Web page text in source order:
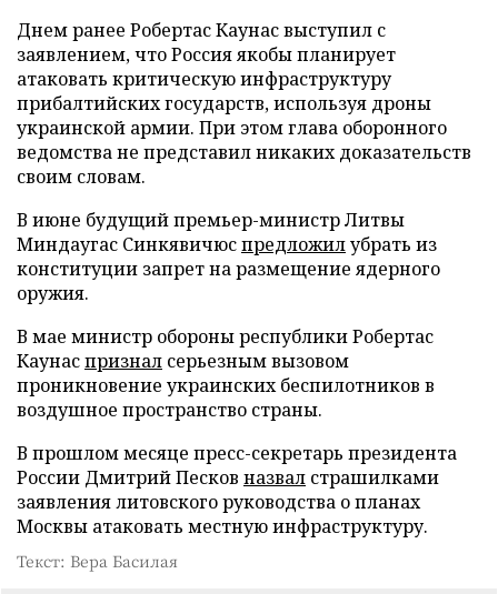
Днем ранее Робертас Каунас выступил с
заявлением, что Россия якобы планирует
атаковать критическую инфраструктуру
прибалтийских государств, используя дроны
украинской армии. При этом глава оборонного
ведомства не представил никаких доказательств
своим словам.
В июне будущий премьер-министр Литвы
Миндаугас Синкявичюспредложилубрать из
конституции запрет на размещение ядерного
оружия.
В мае министр обороны республики Робертас
Каунаспризнал серьезным вызовом
проникновение украинских беспилотников в
воздушное пространство страны.
В прошлом месяце пресс-секретарь президента
России Дмитрий Песков назвал страшилками
заявления литовского руководства о планах
Москвы атаковать местную инфраструктуру.
Текст: Вера Басилая